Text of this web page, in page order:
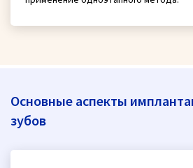
Основные аспекты
зубов